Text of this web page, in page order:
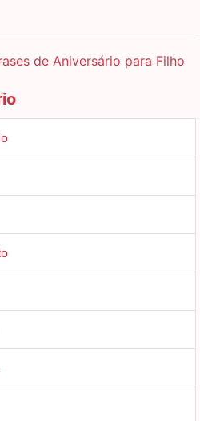
de Aniversário para Filho